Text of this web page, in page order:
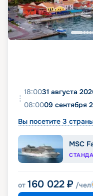
18:0031 августа
08:0009 сентября
Вы посетите 3
MSC
от 160 022 ₽ /чел